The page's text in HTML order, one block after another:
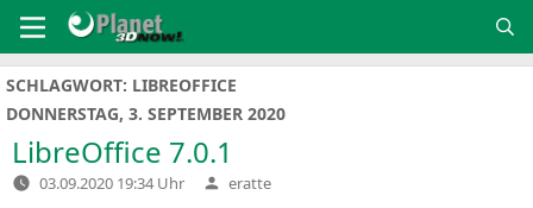
Inhalt
springen
SCHLAGWORT: LIBREOFFICE
DONNERSTAG, 3. SEPTEMBER 2020
LibreOffice 7.0.1
03.09.2020 19:34 Uhr Verfasst
von
eratte